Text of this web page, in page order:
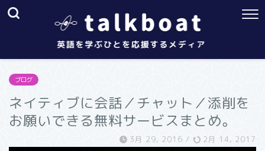
ブログ
ネイティブに会話／チャット／添削を
お願いできる無料サービスまとめ。
3月 29, 2016 / 2月 14, 2017